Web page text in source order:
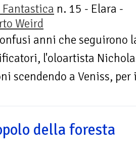
n. 15 - Elara -
Weird
anni che seguirono
l'oloartista
scendendo a Veniss,
della foresta